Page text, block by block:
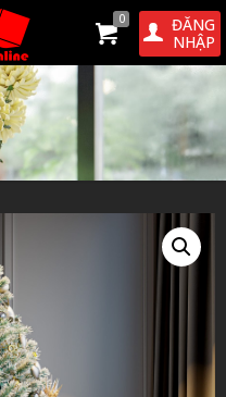
0
ĐĂNG
NHẬP